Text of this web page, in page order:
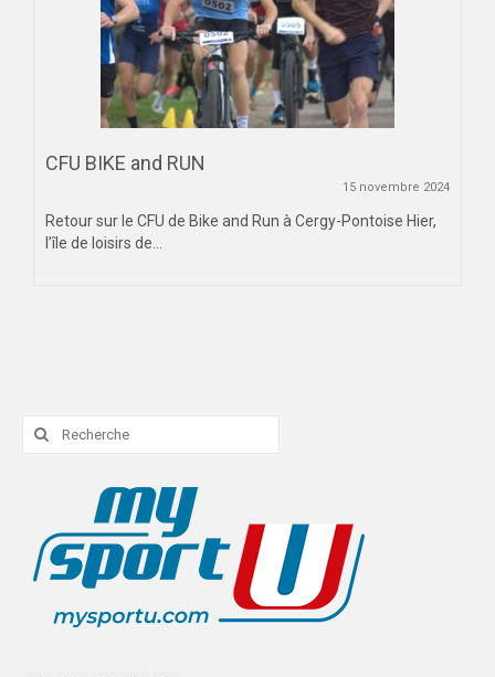
CFU BIKE and RUN
15 novembre 2024
Retour sur le CFU de Bike and Run à Cergy-Pontoise Hier,
l’île de loisirs de...
Rechercher